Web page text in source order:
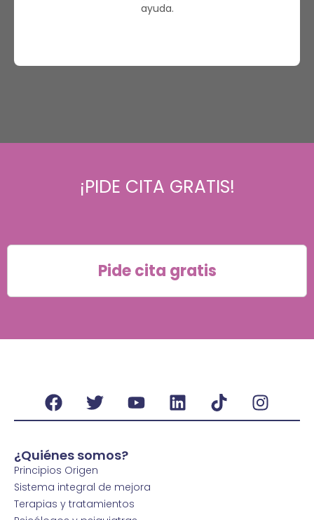
ayuda.
¡PIDE CITA GRATIS!
Pide cita gratis
¿Quiénes somos?
Principios Origen
Sistema integral de mejora
Terapias y tratamientos